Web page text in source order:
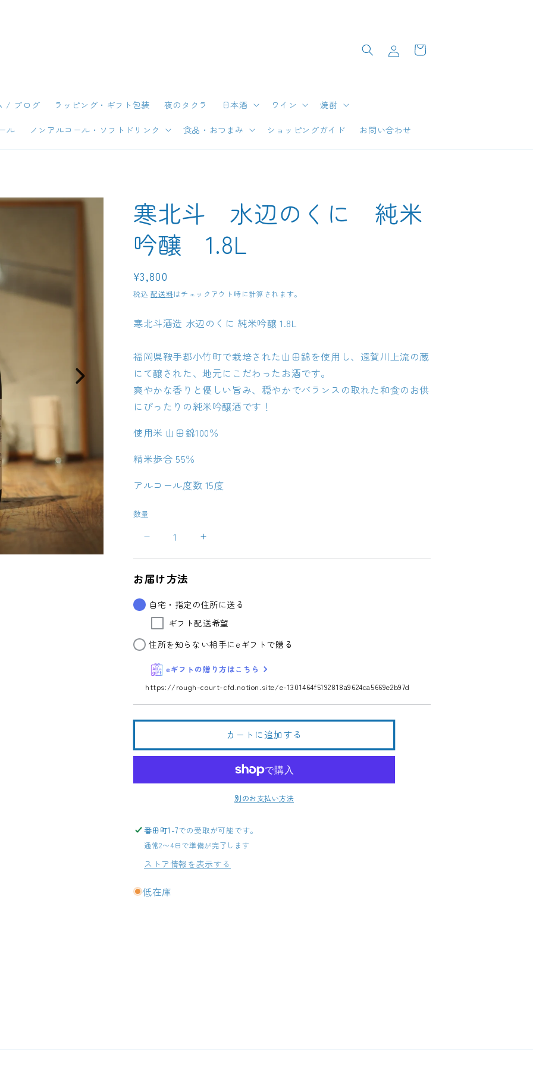
/ ブログ ラッピング・ギフト包装 夜のタクラ 日本酒 ワイン 焼酎
ル ノンアルコール・ソフトドリンク 食品・おつまみ ショッピングガイド お問い合わせ
イ
ー
寒北斗 水辺のくに 純米
吟醸 1.8L
通
常
格
¥3,800
税込配送料はチェックアウト時に計算されます。
寒北斗酒造 水辺のくに 純米吟醸 1.8L
福岡県鞍手郡小竹町で栽培された山田錦を使用し、遠賀川上流の蔵
にて醸された、地元にこだわったお酒です。
爽やかな香りと優しい旨み、穏やかでバランスの取れた和食のお供
にぴったりの純米吟醸酒です！
使用米 山田錦100％
精米歩合 55％
アルコール度数 15度
数量
北
水
辺
の
く
に
米
吟
量
減
寒
北
辺
く
に
米
吟
量
増
お届け方法
自宅・指定の住所に送る
ギフト配送希望
住所を知らない相手にeギフトで贈る
eギフトの贈り方はこちら
https://rough-court-cfd.notion.site/e-1301464f5192818a9624ca5669e2b97d
カートに追加する
別のお支払い方法
番田町1-7での受取が可能です。
通常2〜4日で準備が完了します
ストア情報を表示する
低在庫